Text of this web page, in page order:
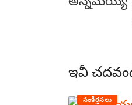
ఇవీ
సంకీర్తనలు